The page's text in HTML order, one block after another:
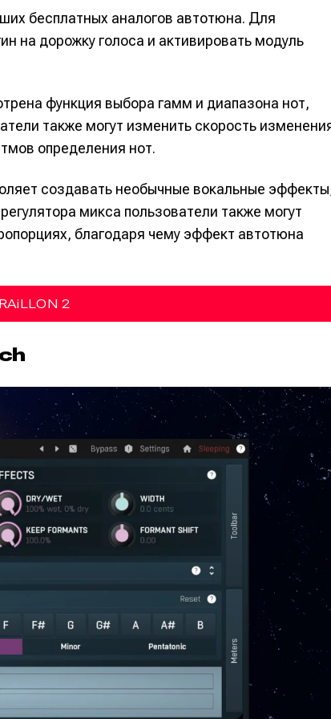
сетях
Редакционная политика (в разработке)
сетях
Редакционная политика (в разработке)
бесплатных аналогов автотюна. Для
на дорожку голоса и активировать модуль
функция выбора гамм и диапазона нот,
также могут изменить скорость
определения нот.
создавать необычные вокальные
микса пользователи также могут
благодаря чему эффект автотюна
2